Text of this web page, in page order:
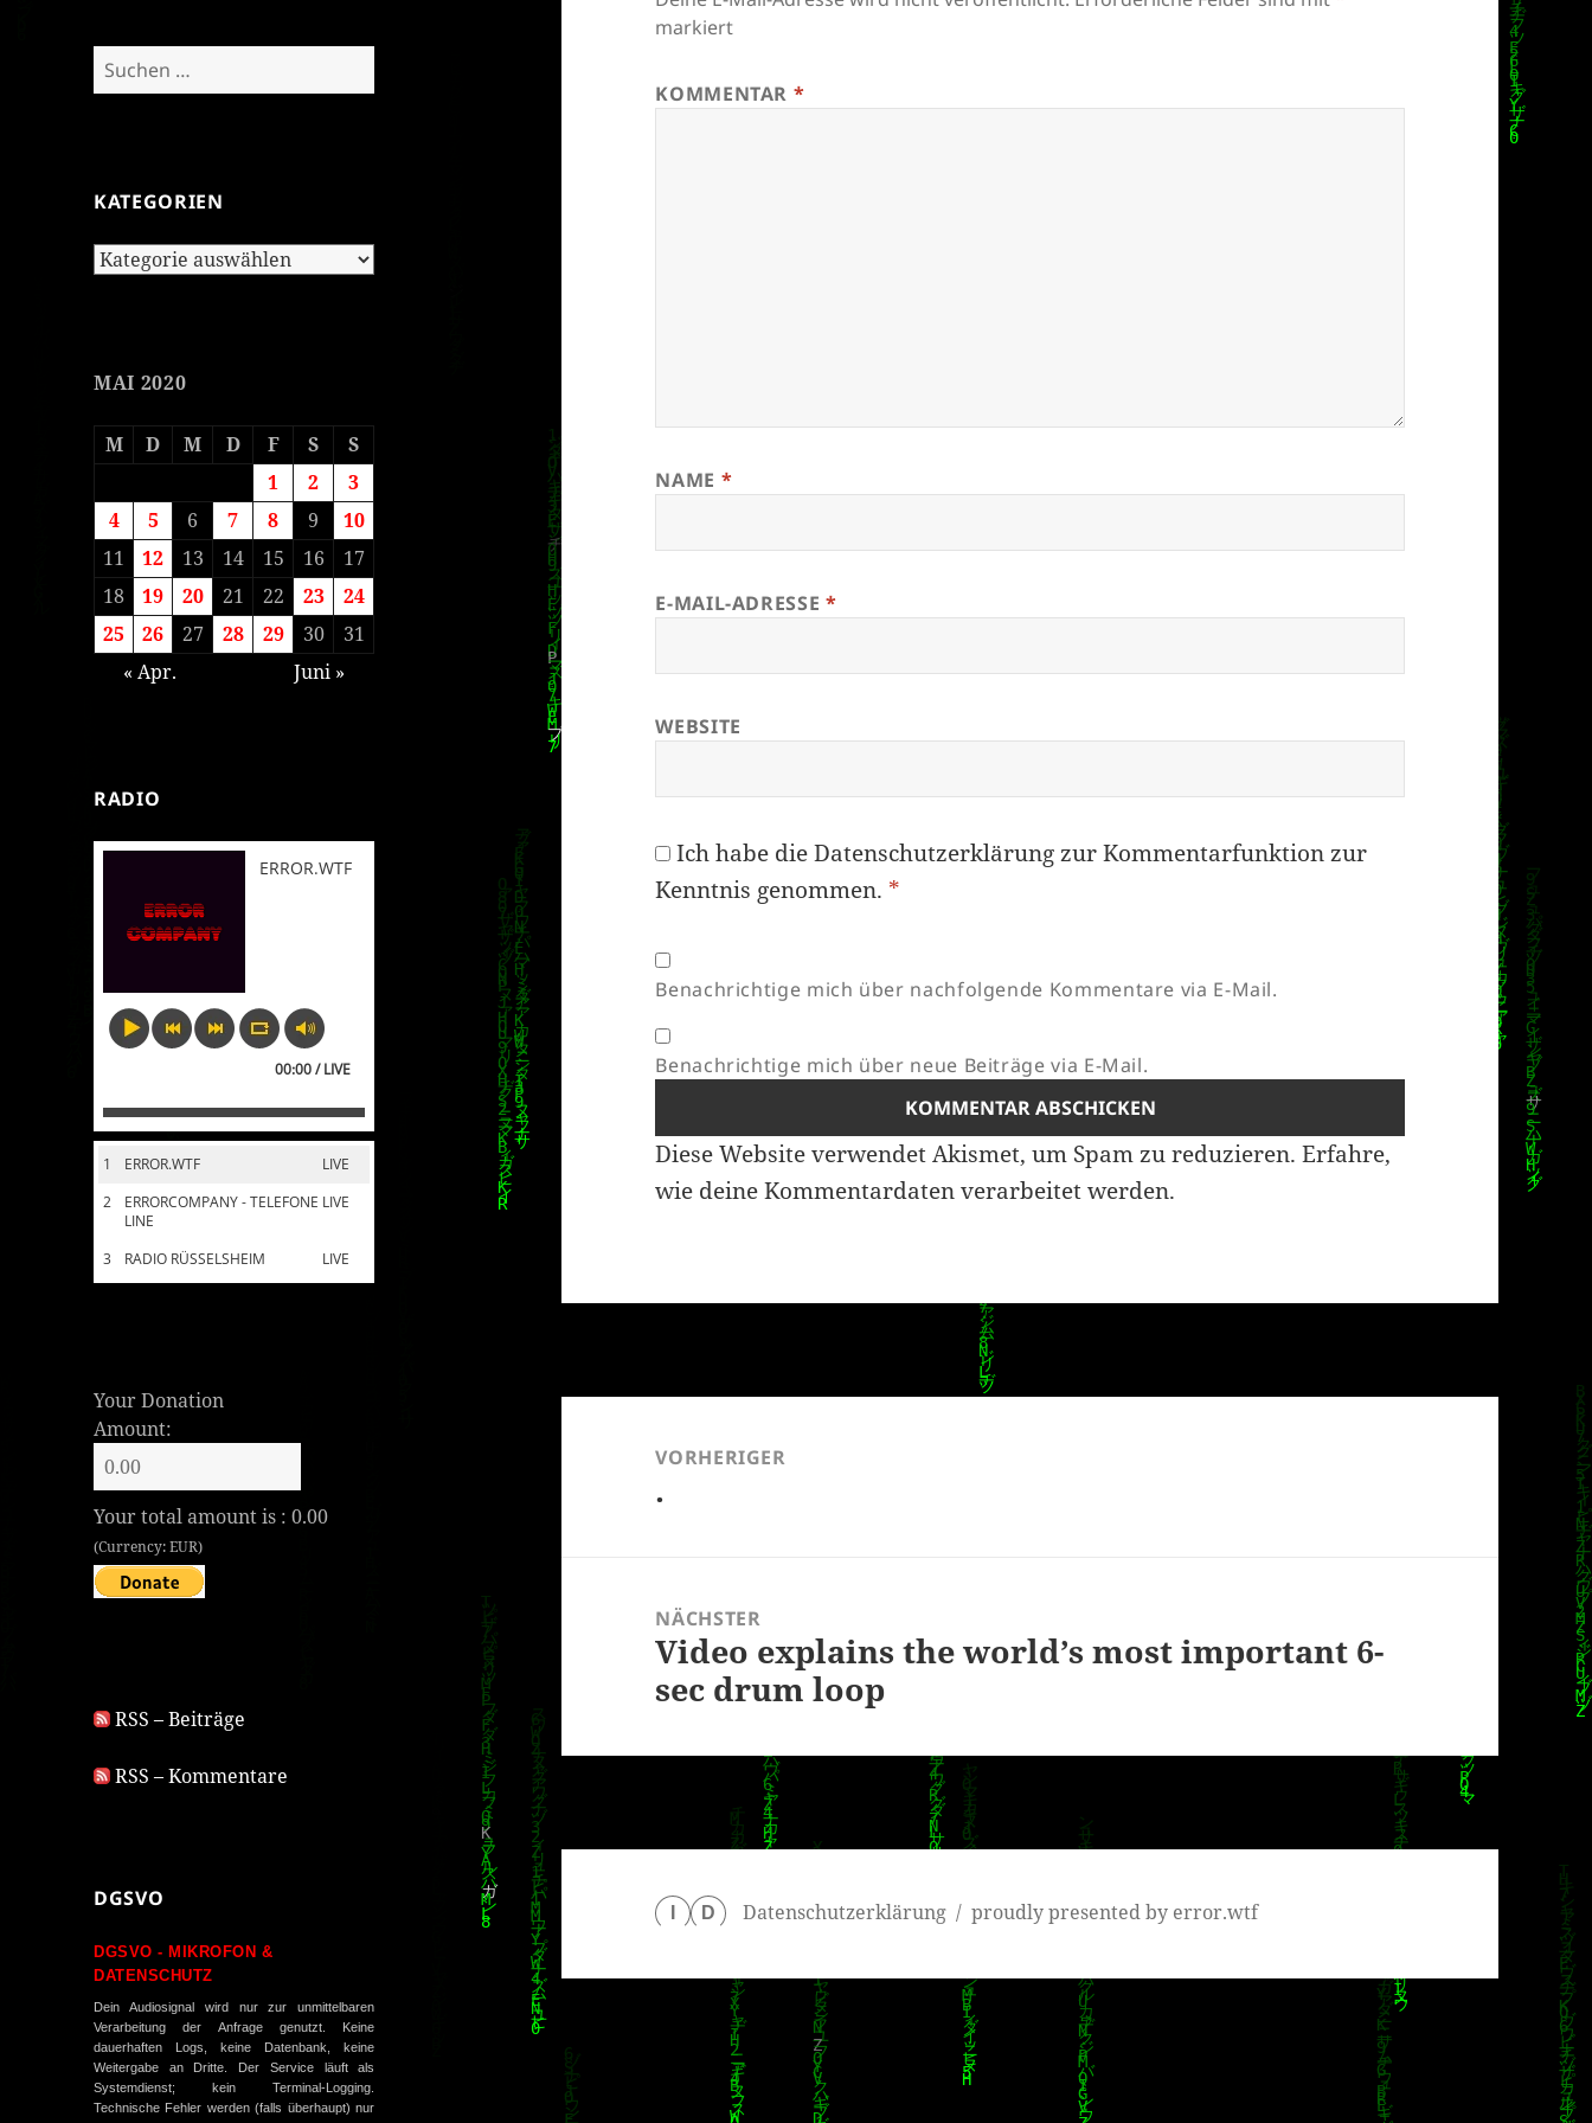
Suchen
nach:
KATEGORIEN
Kategorien
MAI 2020
M D M D F S
S
1
2
3
4
5 6 7 8 9
10
11
12 13 14 15 16
17
18
19 20 21 22 23
24
25
26 27 28 29 30
31
« Apr.
Juni »
RADIO
ERROR.WTF
00:00 / LIVE
1 LIVE
ERROR.WTF
2
LIVE
ERRORCOMPANY - TELEFONE
LINE
3
LIVE
RADIO RÜSSELSHEIM
Your Donation
Amount:
Your total amount is :0.00
(Currency: EUR)
RSS – Beiträge
RSS – Kommentare
DGSVO
DGSVO - MIKROFON &
DATENSCHUTZ
Dein Audiosignal wird nur zur unmittelbaren
Verarbeitung der Anfrage genutzt. Keine
dauerhaften Logs, keine Datenbank, keine
Weitergabe an Dritte. Der Service läuft als
Systemdienst; kein Terminal-Logging.
Technische Fehler werden (falls überhaupt) nur
markiert
KOMMENTAR *
NAME *
E-MAIL-ADRESSE *
WEBSITE
Ich habe dieDatenschutzerklärungzur Kommentarfunktion zur
Kenntnis genommen. *
Benachrichtige mich über nachfolgende Kommentare via E-Mail.
Benachrichtige mich über neue Beiträge via E-Mail.
Diese Website verwendet Akismet, um Spam zu reduzieren.Erfahre,
wie deine Kommentardaten verarbeitet werden.
VORHERIGER
.
NÄCHSTER
Nächster
Beitrag:
Video explains the world’s most important 6-
sec drum loop
D Datenschutzerklärung proudly presented by error.wtf